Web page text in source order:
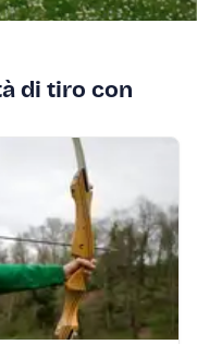
di tiro con